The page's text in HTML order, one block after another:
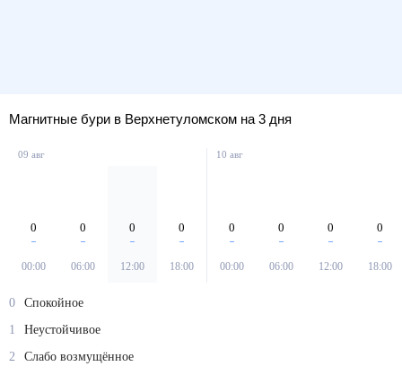
Магнитные бури в Верхнетуломском на 3 дня
09 авг
0
00:00
0
06:00
0
12:00
0
18:00
10 авг
0
00:00
0
06:00
0
12:00
0
18:00
0
Спокойное
1
Неустойчивое
2
Слабо возмущённое